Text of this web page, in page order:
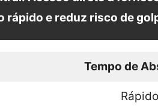
rápido e reduz risco de
Tempo de
Rápido